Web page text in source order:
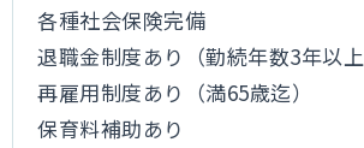
各種社会保険完備
退職金制度あり（勤続年数3年以上
再雇用制度あり（満65歳迄）
保育料補助あり